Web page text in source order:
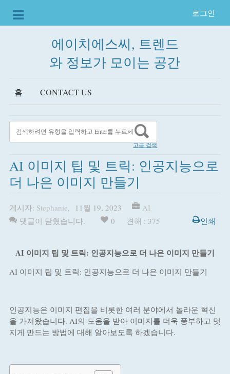
로그인
에이치에스씨, 트렌드
와 정보가 모이는 공간
홈 CONTACT US
고급 검색
AI 이미지 팁 및 트릭: 인공지능으로
더 나은 이미지 만들기
게시자: Stephanie, 11월 19, 2023
AI
댓글이 닫혔습니다.
0 견해 : 375 인쇄
AI 이미지 팁 및 트릭: 인공지능으로 더 나은 이미지 만들기
AI 이미지 팁 및 트릭: 인공지능으로 더 나은 이미지 만들기
인공지능은 이미지 편집을 비롯한 여러 분야에서 놀라운 혁신
을 가져왔습니다. AI의 도움을 받아 이미지를 더욱 풍부하고 멋
지게 만드는 방법에 대해 알아보도록 하겠습니다.